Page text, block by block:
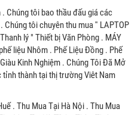
Chúng tôi bao thầu đấu giá các
tôi chuyên thu mua '' LAPTOP
lý " Thiết bị Văn Phòng . MÁY
liệu Nhôm . Phế Liệu Đồng . Phế
Kinh Nghiệm . Chúng Tôi Đã Mở
tỉnh thành tại thị trường Viêt Nam
. Thu Mua Tại Hà Nội . Thu Mua